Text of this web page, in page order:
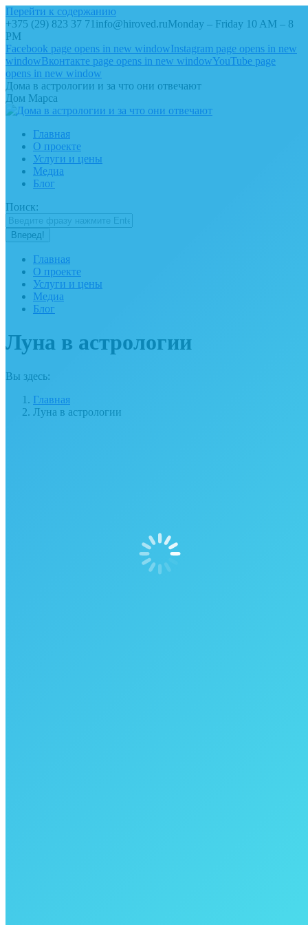
Перейти к содержанию
+375 (29) 823 37 71 info@hiroved.ruMonday – Friday 10 AM – 8
PM
Facebook page opens in new windowInstagram page opens in new
windowВконтакте page opens in new windowYouTube page
opens in new window
Дома в астрологии и за что они отвечают
Дом Марса
Главная
О проекте
Услуги и цены
Медиа
Блог
Поиск:
Главная
О проекте
Услуги и цены
Медиа
Блог
Луна в астрологии
Вы здесь:
Главная
Луна в астрологии